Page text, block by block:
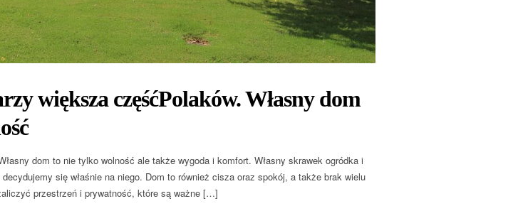
większa częśćPolaków. Własny dom
dom to nie tylko wolność ale także wygoda i komfort. Własny skrawek ogródka i
się właśnie na niego. Dom to również cisza oraz spokój, a także brak wielu
przestrzeń i prywatność, które są ważne […]